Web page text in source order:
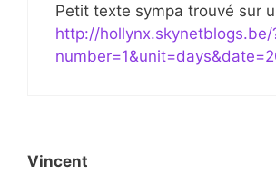
Petit texte sympa trouvé sur
http://hollynx.skynetblogs.be/
Vincent